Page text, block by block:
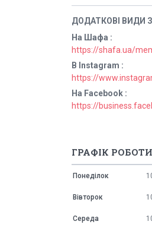
На Шафа
https://shafa.ua/
В Instagram
https://
На Facebook
ГРАФІК РОБОТИ
Понеділок
Вівторок
Середа